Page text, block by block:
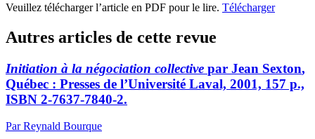
Veuillez télécharger l’article en PDF pour le lire. Télécharger
Autres articles de cette revue
Initiation à la négociation collective par Jean Sexton,
Québec : Presses de l’Université Laval, 2001, 157 p.,
ISBN 2-7637-7840-2.
Par Reynald Bourque